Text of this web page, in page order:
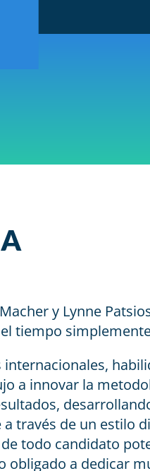
y Lynne
tiempo
a innovar la
través de un estilo
todo candidato
obligado a dedicar